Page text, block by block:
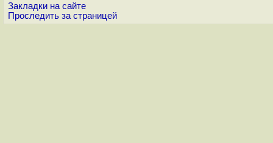
Закладки на сайте
Проследить за страницей